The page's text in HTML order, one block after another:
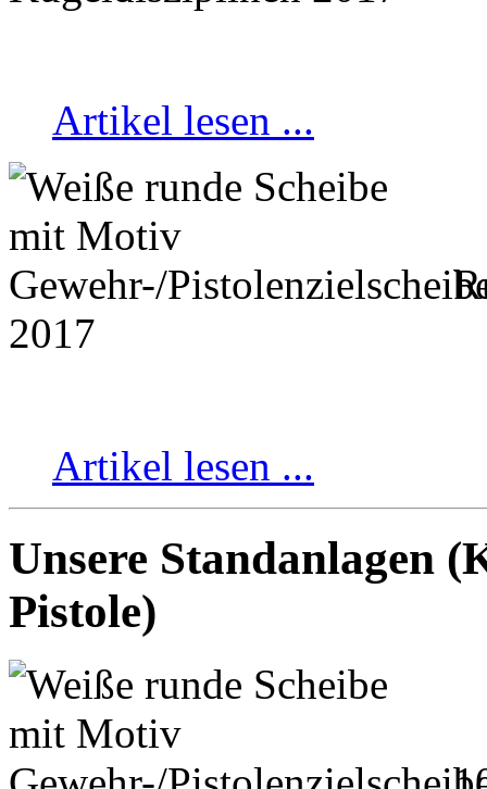
Artikel lesen ...
2017
Artikel lesen ...
Unsere Standanlagen
Pistole)